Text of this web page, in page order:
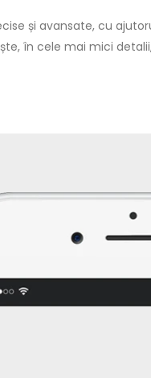
și avansate, cu
în cele mai mici